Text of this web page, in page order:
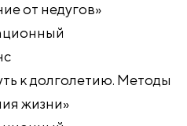
от недугов»
к долголетию. Методы
жизни»